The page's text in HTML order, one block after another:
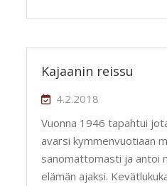
Kajaanin reissu
4.2.2018
Vuonna 1946 tapahtui
avarsi kymmenvuotiaan
sanomattomasti ja antoi
elämän ajaksi.